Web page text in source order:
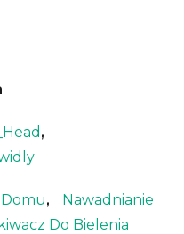
,
,
Nawadnianie
Do Bielenia